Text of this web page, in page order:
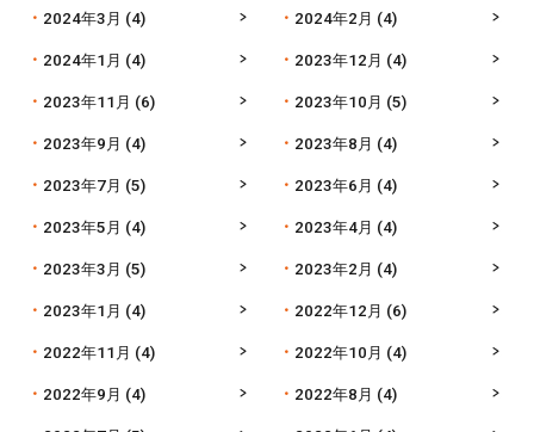
2024年3月 (4) 2024年2月 (4)
2024年1月 (4) 2023年12月 (4)
2023年11月 (6) 2023年10月 (5)
2023年9月 (4) 2023年8月 (4)
2023年7月 (5) 2023年6月 (4)
2023年5月 (4) 2023年4月 (4)
2023年3月 (5) 2023年2月 (4)
2023年1月 (4) 2022年12月 (6)
2022年11月 (4) 2022年10月 (4)
2022年9月 (4) 2022年8月 (4)